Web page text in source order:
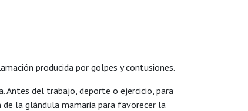
producida por golpes y contusiones.
Antes del trabajo, deporte o ejercicio, para
la glándula mamaria para favorecer la